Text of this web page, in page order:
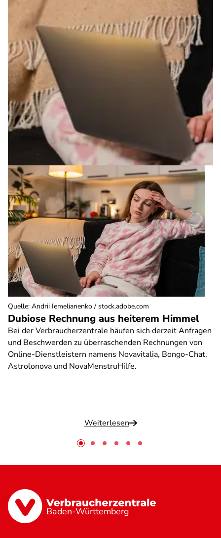
Dubiose Rechnung aus heiterem Himmel
Bei der Verbraucherzentrale häufen sich derzeit Anfragen
und Beschwerden zu überraschenden Rechnungen von
Online-Dienstleistern namens Novavitalia, Bongo-Chat,
Astrolonova und NovaMenstruHilfe.
Weiterlesen
Quelle: Andrii Iemelianenko / stock.adobe.com
Baden-Württemberg